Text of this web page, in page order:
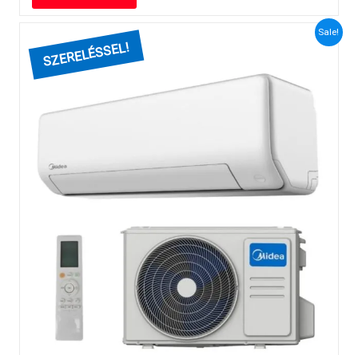
Sale!